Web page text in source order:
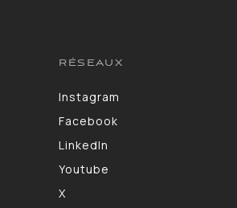
RÉSEAUX
Instagram
Facebook
LinkedIn
Youtube
X